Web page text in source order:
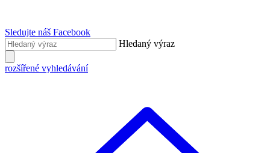
Sledujte náš Facebook
Hledaný výraz
rozšířené vyhledávání